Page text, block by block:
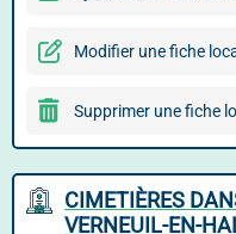
Modifier une fiche
Supprimer une fiche
CIMETIÈRES
VERNEUIL-EN-